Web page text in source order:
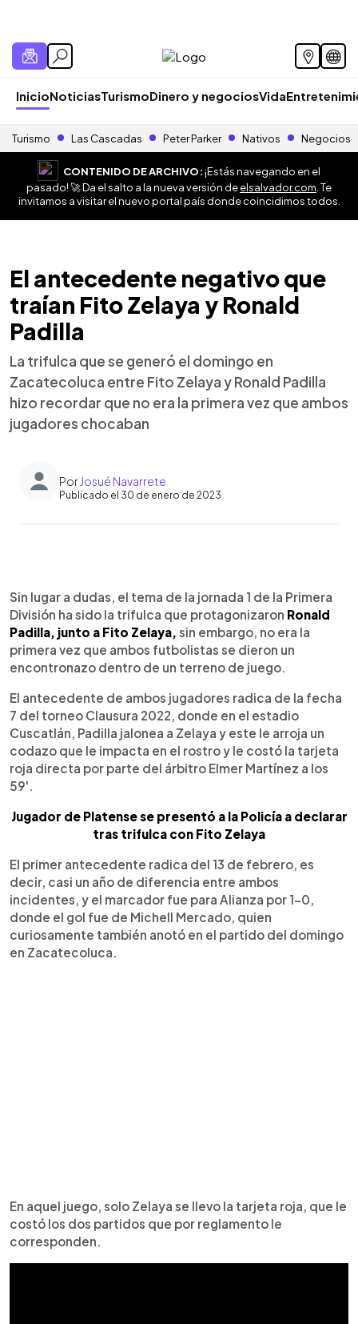
InicioNoticiasTurismoDinero y negociosVida
Turismo Las Cascadas Peter Parker Nativos Negocios
CONTENIDO DE ARCHIVO:¡Estás navegando en el
pasado! 🚀 Da el salto a la nueva versión deelsalvador.com . Te
invitamos a visitar el nuevo portal país donde coincidimos todos.
El antecedente negativo que
traían Fito Zelaya y Ronald
Padilla
La trifulca que se generó el domingo en
Zacatecoluca entre Fito Zelaya y Ronald Padilla
hizo recordar que no era la primera vez que ambos
jugadores chocaban
Por Josué Navarrete
Publicado el 30 de enero de 2023
Escuchar artículo
Sin lugar a dudas, el tema de la jornada 1 de la Primera
División ha sido la trifulca que protagonizaron Ronald
Padilla, junto a Fito Zelaya, sin embargo, no era la
primera vez que ambos futbolistas se dieron un
encontronazo dentro de un terreno de juego.
El antecedente de ambos jugadores radica de la fecha
7 del torneo Clausura 2022, donde en el estadio
Cuscatlán, Padilla jalonea a Zelaya y este le arroja un
codazo que le impacta en el rostro y le costó la tarjeta
roja directa por parte del árbitro Elmer Martínez a los
59'.
Jugador de Platense se presentó a la Policía a declarar
tras trifulca con Fito Zelaya
El primer antecedente radica del 13 de febrero, es
decir, casi un año de diferencia entre ambos
incidentes, y el marcador fue para Alianza por 1-0,
donde el gol fue de Michell Mercado, quien
curiosamente también anotó en el partido del domingo
en Zacatecoluca.
En aquel juego, solo Zelaya se llevo la tarjeta roja, que le
costó los dos partidos que por reglamento le
corresponden.